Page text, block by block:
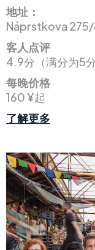
地址：
Náprstkova
客人点评
4.9分（满分为5分
每晚价格
160 ¥起
了解更多